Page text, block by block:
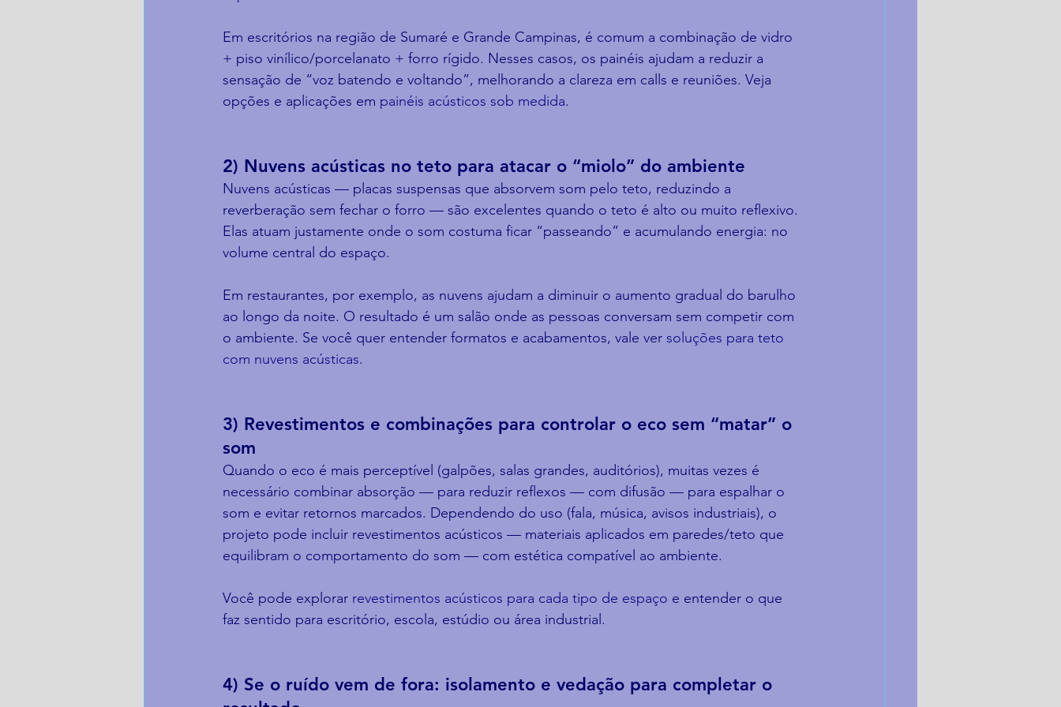
Em escritórios na região de Sumaré e Grande Campinas, é comum a combinação de vidro
+ piso vinílico/porcelanato + forro rígido. Nesses casos, os painéis ajudam a reduzir a
sensação de “voz batendo e voltando”, melhorando a clareza em calls e reuniões. Veja
opções e aplicações em painéis acústicos sob medida.
2) Nuvens acústicas no teto para atacar o “miolo” do ambiente
Nuvens acústicas — placas suspensas que absorvem som pelo teto, reduzindo a
reverberação sem fechar o forro — são excelentes quando o teto é alto ou muito reflexivo.
Elas atuam justamente onde o som costuma ficar “passeando” e acumulando energia: no
volume central do espaço.
Em restaurantes, por exemplo, as nuvens ajudam a diminuir o aumento gradual do barulho
ao longo da noite. O resultado é um salão onde as pessoas conversam sem competir com
o ambiente. Se você quer entender formatos e acabamentos, vale ver soluções para teto
com nuvens acústicas.
3) Revestimentos e combinações para controlar o eco sem “matar” o
som
Quando o eco é mais perceptível (galpões, salas grandes, auditórios), muitas vezes é
necessário combinar absorção — para reduzir reflexos — com difusão — para espalhar o
som e evitar retornos marcados. Dependendo do uso (fala, música, avisos industriais), o
projeto pode incluir revestimentos acústicos — materiais aplicados em paredes/teto que
equilibram o comportamento do som — com estética compatível ao ambiente.
Você pode explorar revestimentos acústicos para cada tipo de espaço e entender o que
faz sentido para escritório, escola, estúdio ou área industrial.
4) Se o ruído vem de fora: isolamento e vedação para completar o